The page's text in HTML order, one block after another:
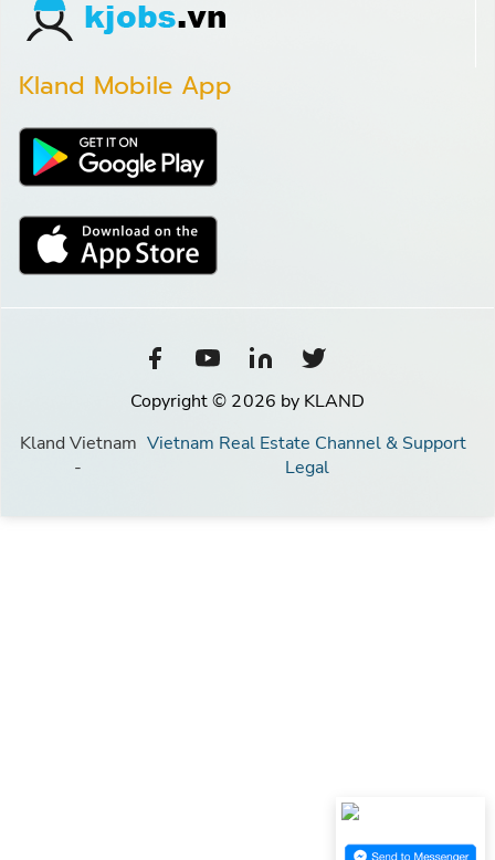
Kland Mobile App
Copyright © 2026 by KLAND
Kland Vietnam
-
Vietnam Real Estate Channel & Support
Legal